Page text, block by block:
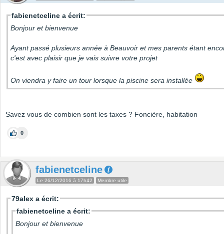
fabienetceline a écrit:
Bonjour et bienvenue
Ayant passé plusieurs année à Beauvoir et mes parents étant
c'est avec plaisir que je vais suivre votre projet
On viendra y faire un tour lorsque la piscine sera installée
Savez vous de combien sont les taxes ? Foncière, habitation
0
fabienetceline
Le 26/12/2016 à 17h42 Membre utile
79alex a écrit:
fabienetceline a écrit:
Bonjour et bienvenue